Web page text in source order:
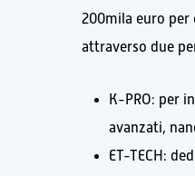
200mila euro per
attraverso due
K-PRO: per
avanzati,
ET-TECH: